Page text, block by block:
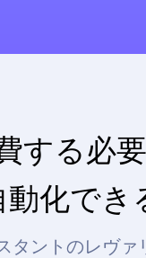
する必
化でき
タントのレヴァ